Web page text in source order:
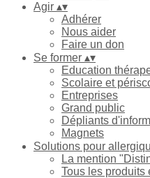
Agir ▴▾
Adhérer
Nous aider
Faire un don
Se former ▴▾
Education
Scolaire et
Entreprises
Grand public
Dépliants
Magnets
Solutions pour
La mention
Tous les produits